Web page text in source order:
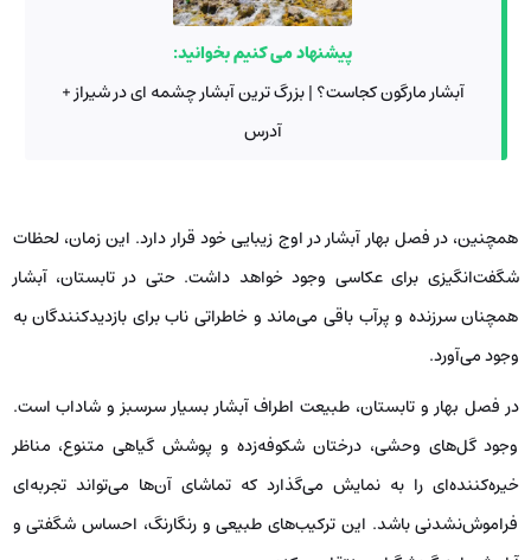
پیشنهاد می کنیم بخوانید:
آبشار مارگون کجاست؟ | بزرگ ترین آبشار چشمه ای در شیراز +
آدرس
همچنین، در فصل بهار آبشار در اوج زیبایی خود قرار دارد. این زمان، لحظات
شگفت‌انگیزی برای عکاسی وجود خواهد داشت. حتی در تابستان، آبشار
همچنان سرزنده و پرآب باقی می‌ماند و خاطراتی ناب برای بازدیدکنندگان به‌
وجود می‌آورد.
در فصل بهار و تابستان، طبیعت اطراف آبشار بسیار سرسبز و شاداب است.
وجود گل‌های وحشی، درختان شکوفه‌زده و پوشش گیاهی متنوع، مناظر
خیره‌کننده‌ای را به نمایش می‌گذارد که تماشای آن‌ها می‌تواند تجربه‌ای
فراموش‌نشدنی باشد. این ترکیب‌های طبیعی و رنگارنگ، احساس شگفتی و